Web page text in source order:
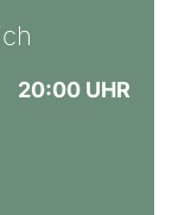
20:00 UHR